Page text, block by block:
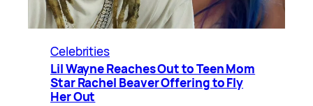
Celebrities
Lil Wayne Reaches Out to Teen Mom
Star Rachel Beaver Offering to Fly
Her Out